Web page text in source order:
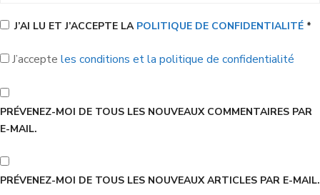
J’AI LU ET J’ACCEPTE LA POLITIQUE DE CONFIDENTIALITÉ *
J’accepte les conditions et la politique de confidentialité
PRÉVENEZ-MOI DE TOUS LES NOUVEAUX COMMENTAIRES PAR
E-MAIL.
PRÉVENEZ-MOI DE TOUS LES NOUVEAUX ARTICLES PAR E-MAIL.